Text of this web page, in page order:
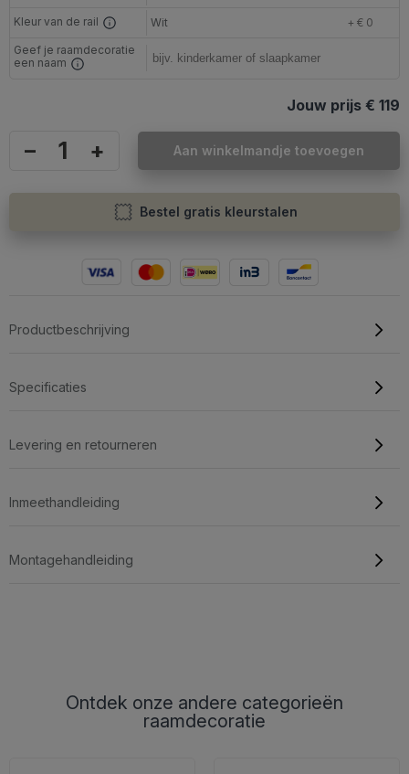
Kleur van de rail Wit
+ € 0
Geef je raamdecoratie
een naam
Jouw prijs € 119
– + Aan winkelmandje toevoegen
Bestel gratis kleurstalen
Productbeschrijving
Specificaties
Levering en retourneren
Inmeethandleiding
Montagehandleiding
Ontdek onze andere categorieën
raamdecoratie